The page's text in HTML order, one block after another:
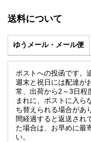
送料について
ゆうメール・メール便
ポストへの投函です。
週末と祝日には配達が
常、出荷から2～3日程
まれに、ポストに入ら
ち替えられる場合があ
間経過すると返送され
た場合は、お早めに最
い。